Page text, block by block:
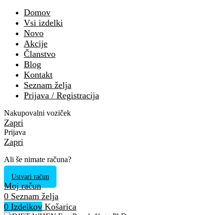
Domov
Vsi izdelki
Novo
Akcije
Članstvo
Blog
Kontakt
Seznam želja
Prijava / Registracija
Nakupovalni voziček
Zapri
Prijava
Zapri
Ali še nimate računa?
Ustvari račun
Moj račun
0 Seznam želja
0 Izdelkov Košarica